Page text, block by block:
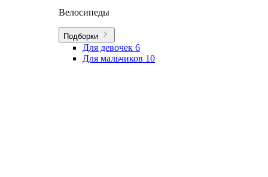
Велосипеды
Подборки
Для девочек 6
Для мальчиков 10